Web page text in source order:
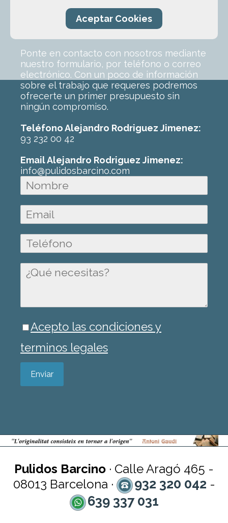
¡Solicita presupuesto
sin compromiso!
Ponte en contacto con nosotros mediante
nuestro formulario, por teléfono o correo
electrónico. Con un poco de información
sobre el trabajo que requeres podremos
ofrecerte un primer presupuesto sin
ningún compromiso.
Teléfono Alejandro Rodriguez Jimenez:
93 232 00 42
Email Alejandro Rodriguez Jimenez:
info@pulidosbarcino.com
Acepto las condiciones y
terminos legales
Enviar
Pulidos Barcino · Calle Aragó 465 -
08013 Barcelona ·
932 320 042 -
639 337 031
Aceptar Cookies